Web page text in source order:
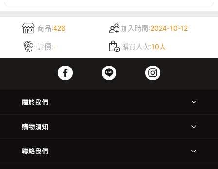
商品:426 加入時間:2024-10-12
評價:- 購買人次:10人
關於我們
購物須知
聯絡我們